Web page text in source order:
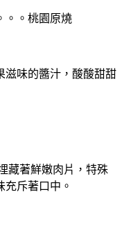
。。桃園原燒
滋味的醬汁，酸酸甜甜
藏著鮮嫩肉片，特殊
斥著口中。